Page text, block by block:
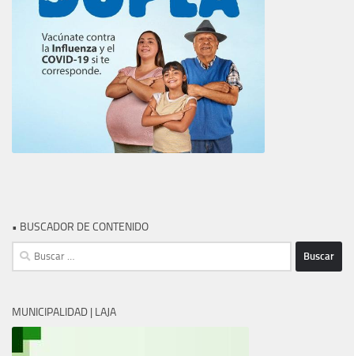
• BUSCADOR DE CONTENIDO
Buscar:
MUNICIPALIDAD | LAJA